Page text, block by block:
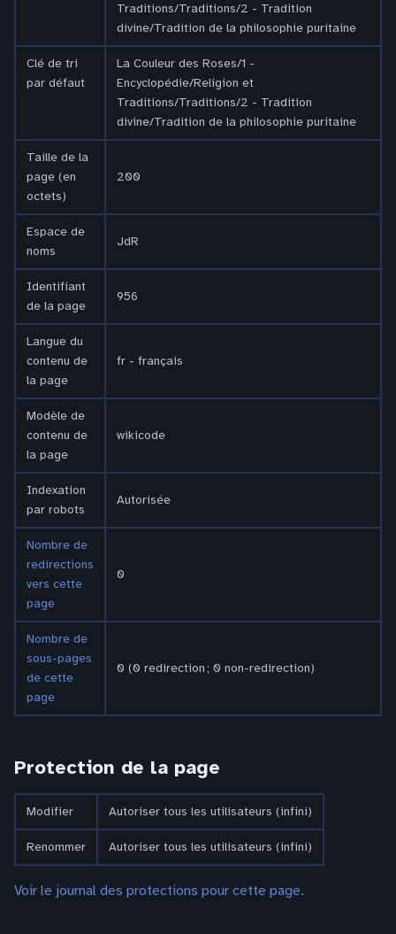
Traditions/Traditions/2 - Tradition
divine/Tradition de la philosophie puritaine
Clé de tri
par défaut
La Couleur des Roses/1 -
Encyclopédie/Religion et
Traditions/Traditions/2 - Tradition
divine/Tradition de la philosophie puritaine
Taille de la
page (en
octets)
200
Espace de
noms
JdR
Identifiant
de la page
956
Langue du
contenu de
la page
fr - français
Modèle de
contenu de
la page
wikicode
Indexation
par robots
Autorisée
Nombre de
redirections
vers cette
page
0
Nombre de
sous-pages
de cette
page
0 (0 redirection ; 0 non-redirection)
Protection de la page
Modifier Autoriser tous les utilisateurs (infini)
Renommer Autoriser tous les utilisateurs (infini)
Voir le journal des protections pour cette page.